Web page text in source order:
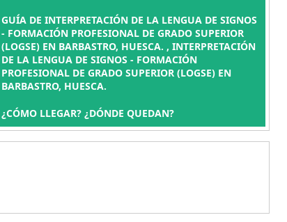
GUÍA DE INTERPRETACIÓN DE LA LENGUA DE SIGNOS
- FORMACIÓN PROFESIONAL DE GRADO SUPERIOR
(LOGSE) EN BARBASTRO, HUESCA. , INTERPRETACIÓN
DE LA LENGUA DE SIGNOS - FORMACIÓN
PROFESIONAL DE GRADO SUPERIOR (LOGSE) EN
BARBASTRO, HUESCA.
¿CÓMO LLEGAR? ¿DÓNDE QUEDAN?